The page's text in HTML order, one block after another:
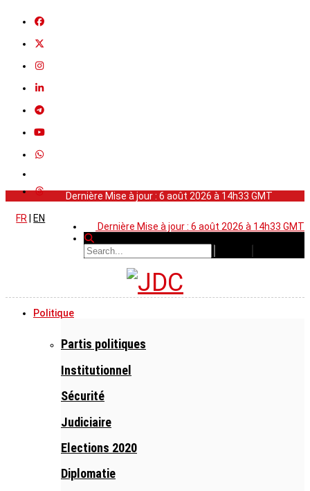
Dernière Mise à jour : 6 août 2026 à 14h33 GMT
Dernière Mise à jour : 6 août 2026 à 14h33 GMT
FR
EN
Politique
Partis politiques
Institutionnel
Sécurité
Judiciaire
Elections 2020
Diplomatie